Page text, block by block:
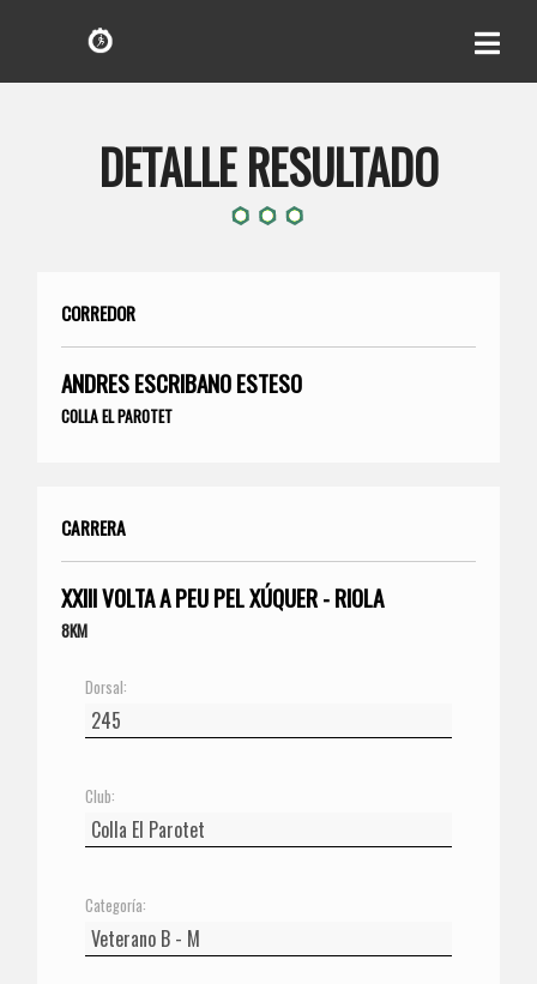
DETALLE RESULTADO
CORREDOR
ANDRES ESCRIBANO ESTESO
COLLA EL PAROTET
CARRERA
XXIII VOLTA A PEU PEL XÚQUER - RIOLA
8KM
Dorsal:
Club:
Categoría: